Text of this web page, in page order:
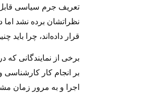
تعریف جرم سیاسى
نظراتشان برده نشد
قرار داده‌اند، چرا
برخى از نمایندگانى
بر انجام کار کارشناسى
اجرا و به مرور زمان